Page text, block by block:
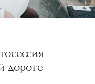
дороге